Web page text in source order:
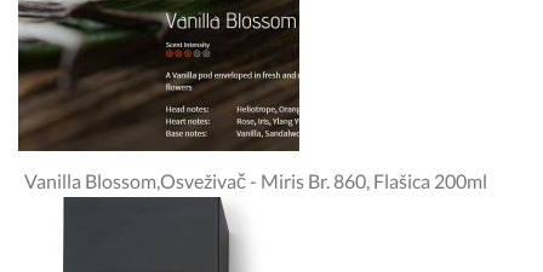
Vanilla Blossom,osveživač - Miris Br. 860, Flašica 200ml